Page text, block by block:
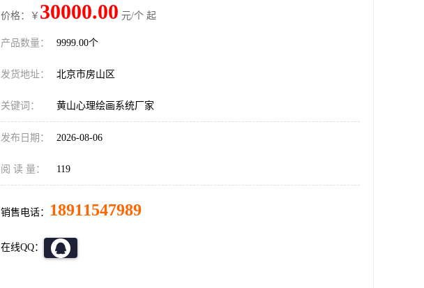
价格：￥ 30000.00 元/个 起
产品数量： 9999.00个
发货地址： 北京市房山区
关键词： 黄山心理绘画系统厂家
发布日期： 2026-08-06
阅 读 量： 119
销售电话： 18911547989
在线QQ：